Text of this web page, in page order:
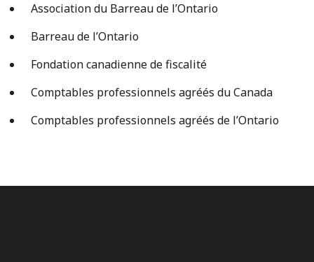
Association du Barreau de l’Ontario
Barreau de l’Ontario
Fondation canadienne de fiscalité
Comptables professionnels agréés du Canada
Comptables professionnels agréés de l’Ontario